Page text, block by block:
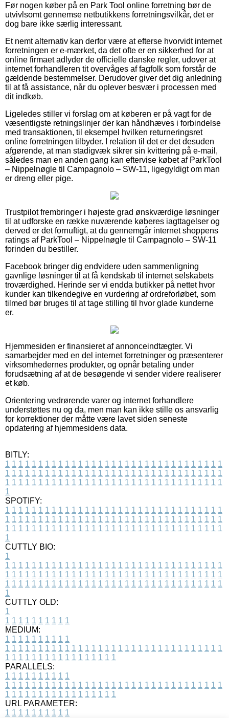
Før nogen køber på en Park Tool online forretning bør de
utvivlsomt gennemse netbutikkens forretningsvilkår, det er
dog bare ikke særlig interessant.
Et nemt alternativ kan derfor være at efterse hvorvidt internet
forretningen er e-mærket, da det ofte er en sikkerhed for at
online firmaet adlyder de officielle danske regler, udover at
internet forhandleren tit overvåges af fagfolk som forstår de
gældende bestemmelser. Derudover giver det dig anledning
til at få assistance, når du oplever besvær i processen med
dit indkøb.
Ligeledes stiller vi forslag om at køberen er på vagt for de
væsentligste retningslinjer der kan håndhæves i forbindelse
med transaktionen, til eksempel hvilken returneringsret
online forretningen tilbyder. I relation til det er det desuden
afgørende, at man stadigvæk sikrer sin kvittering på e-mail,
således man en anden gang kan eftervise købet af ParkTool
– Nippelnøgle til Campagnolo – SW-11, ligegyldigt om man
er dreng eller pige.
Trustpilot frembringer i højeste grad ønskværdige løsninger
til at udforske en række nuværende køberes iagttagelser og
derved er det fornuftigt, at du gennemgår internet shoppens
ratings af ParkTool – Nippelnøgle til Campagnolo – SW-11
forinden du bestiller.
Facebook bringer dig endvidere uden sammenligning
gavnlige løsninger til at få kendskab til internet selskabets
troværdighed. Herinde ser vi endda butikker på nettet hvor
kunder kan tilkendegive en vurdering af ordreforløbet, som
tilmed bør bruges til at tage stilling til hvor glade kunderne
er.
Hjemmesiden er finansieret af annonceindtægter. Vi
samarbejder med en del internet forretninger og præsenterer
virksomhedernes produkter, og opnår betaling under
forudsætning af at de besøgende vi sender videre realiserer
et køb.
Orientering vedrørende varer og internet forhandlere
understøttes nu og da, men man kan ikke stille os ansvarlig
for korrektioner der måtte være lavet siden seneste
opdatering af hjemmesidens data.
BITLY:
1 1 1 1 1 1 1 1 1 1 1 1 1 1 1 1 1 1 1 1 1 1 1 1 1 1 1 1 1 1 1 1 1
1 1 1 1 1 1 1 1 1 1 1 1 1 1 1 1 1 1 1 1 1 1 1 1 1 1 1 1 1 1 1 1 1
1 1 1 1 1 1 1 1 1 1 1 1 1 1 1 1 1 1 1 1 1 1 1 1 1 1 1 1 1 1 1 1 1
1
SPOTIFY:
1 1 1 1 1 1 1 1 1 1 1 1 1 1 1 1 1 1 1 1 1 1 1 1 1 1 1 1 1 1 1 1 1
1 1 1 1 1 1 1 1 1 1 1 1 1 1 1 1 1 1 1 1 1 1 1 1 1 1 1 1 1 1 1 1 1
1 1 1 1 1 1 1 1 1 1 1 1 1 1 1 1 1 1 1 1 1 1 1 1 1 1 1 1 1 1 1 1 1
1
CUTTLY BIO:
1
1 1 1 1 1 1 1 1 1 1 1 1 1 1 1 1 1 1 1 1 1 1 1 1 1 1 1 1 1 1 1 1 1
1 1 1 1 1 1 1 1 1 1 1 1 1 1 1 1 1 1 1 1 1 1 1 1 1 1 1 1 1 1 1 1 1
1 1 1 1 1 1 1 1 1 1 1 1 1 1 1 1 1 1 1 1 1 1 1 1 1 1 1 1 1 1 1 1 1
1
CUTTLY OLD:
1
1 1 1 1 1 1 1 1 1 1
MEDIUM:
1 1 1 1 1 1 1 1 1 1
1 1 1 1 1 1 1 1 1 1 1 1 1 1 1 1 1 1 1 1 1 1 1 1 1 1 1 1 1 1 1 1 1
1 1 1 1 1 1 1 1 1 1 1 1 1 1 1 1 1
PARALLELS:
1 1 1 1 1 1 1 1 1 1
1 1 1 1 1 1 1 1 1 1 1 1 1 1 1 1 1 1 1 1 1 1 1 1 1 1 1 1 1 1 1 1 1
1 1 1 1 1 1 1 1 1 1 1 1 1 1 1 1 1
URL PARAMETER:
1 1 1 1 1 1 1 1 1 1